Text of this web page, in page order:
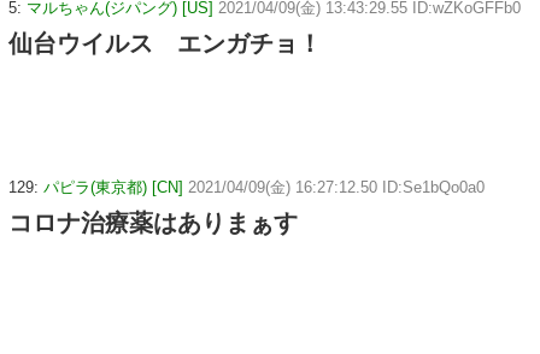
5: マルちゃん(ジパング) [US] 2021/04/09(金) 13:43:29.55 ID:wZKoGFFb0
仙台ウイルス エンガチョ！
129: パピラ(東京都) [CN] 2021/04/09(金) 16:27:12.50 ID:Se1bQo0a0
コロナ治療薬はありまぁす